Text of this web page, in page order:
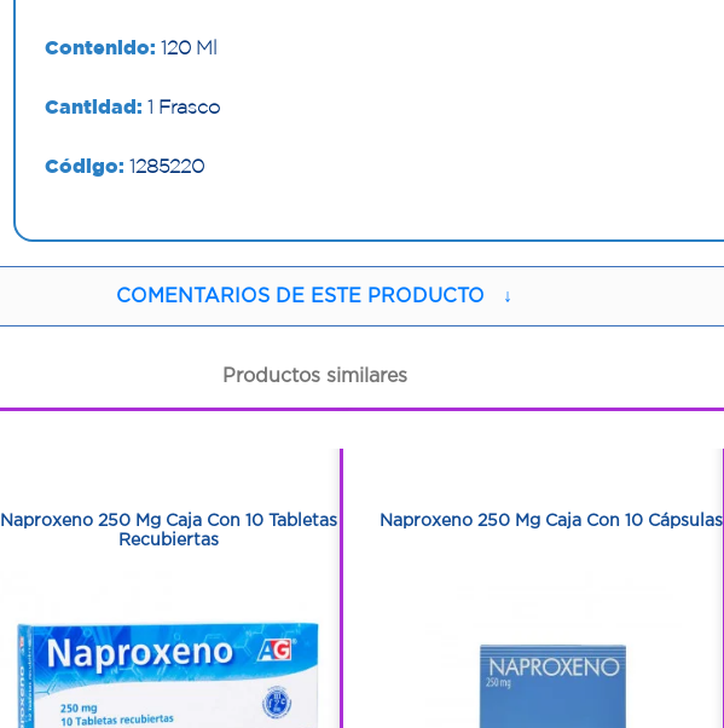
Contenido: 120 Ml
Cantidad: 1 Frasco
Código: 1285220
COMENTARIOS DE ESTE PRODUCTO ↓
Productos similares
Naproxeno 250 Mg Caja Con 10 Tabletas
Recubiertas
Naproxeno 250 Mg Caja Con 10 Cápsulas